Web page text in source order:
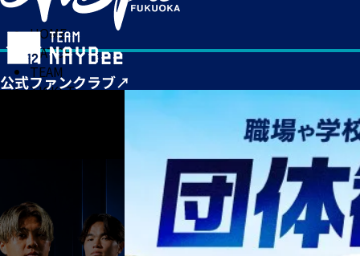
HOME
MATCH
TEAM
TICKET